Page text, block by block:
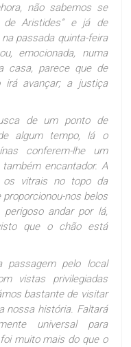
não sabemos se
de Aristides” e já de
passada quinta-feira
emocionada, numa
casa, parece que de
irá avançar; a justiça
de um ponto de
algum tempo, lá o
conferem-lhe um
encantador. A
vitrais no topo da
nos belos
andar por lá,
que o chão está
passagem pelo local
vistas privilegiadas
bastante de visitar
nossa história. Faltará
universal para
muito mais do que o